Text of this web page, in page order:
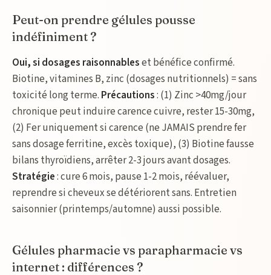
Peut-on prendre gélules pousse
indéfiniment ?
Oui, si dosages raisonnableset bénéfice confirmé.
Biotine, vitamines B, zinc (dosages nutritionnels) = sans
toxicité long terme. Précautions: (1) Zinc >40mg/jour
chronique peut induire carence cuivre, rester 15-30mg,
(2) Fer uniquement si carence (ne JAMAIS prendre fer
sans dosage ferritine, excès toxique), (3) Biotine fausse
bilans thyroïdiens, arrêter 2-3 jours avant dosages.
Stratégie: cure 6 mois, pause 1-2 mois, réévaluer,
reprendre si cheveux se détériorent sans. Entretien
saisonnier (printemps/automne) aussi possible.
Gélules pharmacie vs parapharmacie vs
internet : différences ?